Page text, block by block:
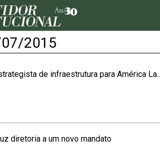
2015
de infraestrutura para América
diretoria a um novo mandato